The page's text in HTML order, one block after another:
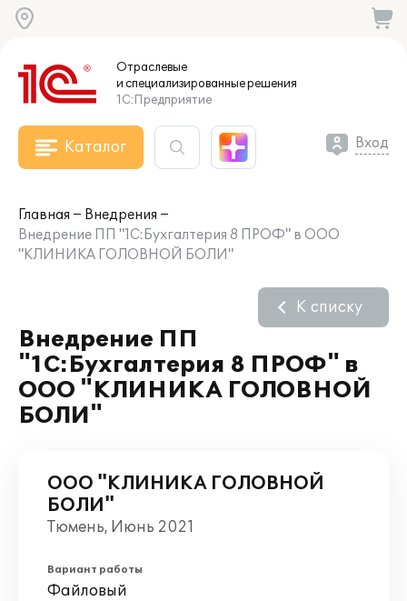
Отраслевые
и специализированныерешения
1С:Предприятие
Каталог Вход
Главная
Внедрения
Внедрение ПП "1С:Бухгалтерия 8 ПРОФ" в ООО
"КЛИНИКА ГОЛОВНОЙ БОЛИ"
Внедрение ПП
"1С:Бухгалтерия 8 ПРОФ" в
ООО "КЛИНИКА ГОЛОВНОЙ
БОЛИ"
К списку
ООО "КЛИНИКА ГОЛОВНОЙ
БОЛИ"
Тюмень, Июнь 2021
Вариант работы
Файловый